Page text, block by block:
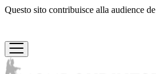
Questo sito contribuisce alla audience de